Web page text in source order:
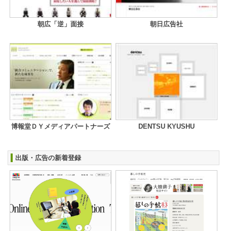
朝広「逆」面接 朝日広告社
博報堂ＤＹメディアパートナーズ DENTSU KYUSHU
出版・広告の新着登録